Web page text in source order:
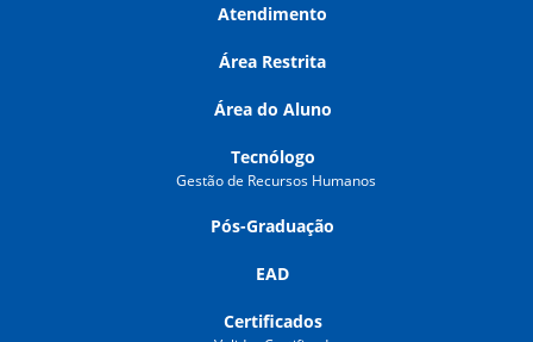
Atendimento
Área Restrita
Área do Aluno
Tecnólogo
Gestão de Recursos Humanos
Pós-Graduação
EAD
Certificados